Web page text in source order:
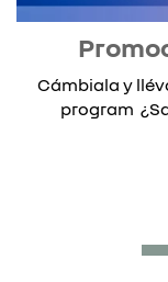
Cámbiala y
program